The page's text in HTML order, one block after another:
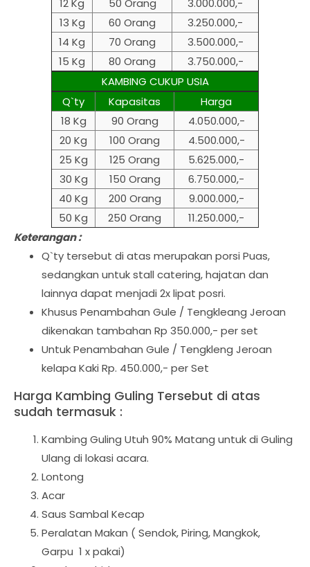
13 Kg
60 Orang
3.250.000,-
14 Kg
70 Orang
3.500.000,-
15 Kg
80 Orang
3.750.000,-
KAMBING CUKUP USIA
Q`ty
Kapasitas
Harga
18 Kg
90 Orang
4.050.000,-
20 Kg
100 Orang
4.500.000,-
25 Kg
125 Orang
5.625.000,-
30 Kg
150 Orang
6.750.000,-
40 Kg
200 Orang
9.000.000,-
50 Kg
250 Orang
11.250.000,-
Keterangan :
Q`ty tersebut di atas merupakan porsi Puas,
sedangkan untuk stall catering, hajatan dan
lainnya dapat menjadi 2x lipat posri.
Khusus Penambahan Gule / Tengkleang Jeroan
dikenakan tambahan Rp 350.000,- per set
Untuk Penambahan Gule / Tengkleng Jeroan
kelapa Kaki Rp. 450.000,- per Set
Harga Kambing Guling Tersebut di atas
sudah termasuk :
Kambing Guling Utuh 90% Matang untuk di Guling
Ulang di lokasi acara.
Lontong
Acar
Saus Sambal Kecap
Peralatan Makan ( Sendok, Piring, Mangkok,
Garpu 1 x pakai)